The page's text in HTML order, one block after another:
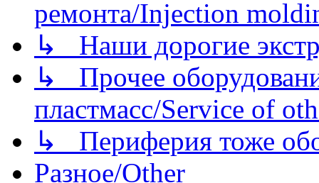
ремонта/Injection
↳ Наши дорогие
↳ Прочее
пластмасс/Service of
↳ Периферия тоже
Разное/Other